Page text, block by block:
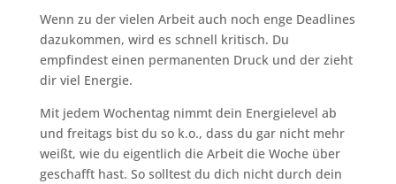
Wenn zu der vielen Arbeit auch noch enge Deadlines
dazukommen, wird es schnell kritisch. Du
empfindest einen permanenten Druck und der zieht
dir viel Energie.
Mit jedem Wochentag nimmt dein Energielevel ab
und freitags bist du so k.o., dass du gar nicht mehr
weißt, wie du eigentlich die Arbeit die Woche über
geschafft hast. So solltest du dich nicht durch dein